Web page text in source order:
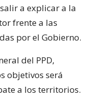
a explicar a la
frente a las
por el Gobierno.
del PPD,
objetivos será
a los territorios.